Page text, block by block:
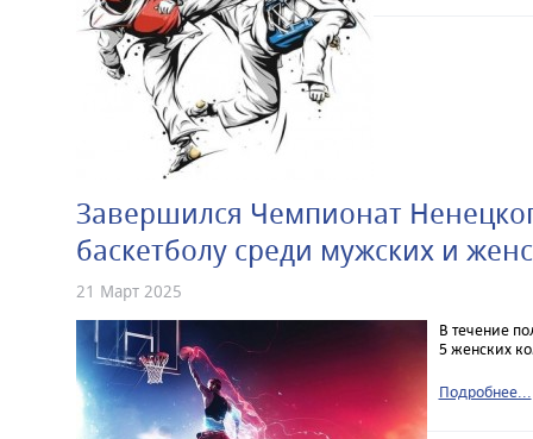
Завершился Чемпионат
баскетболу среди мужских и
21 Март 2025
В течение
5 женских
Подробнее...